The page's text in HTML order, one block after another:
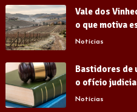
Vale dos
o que motiva
Notícias
Bastidores de
o ofício
Notícias